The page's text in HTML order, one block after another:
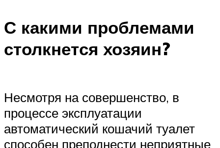
С какими проблемами
столкнется хозяин?
Несмотря на совершенство, в
процессе эксплуатации
автоматический кошачий туалет
способен преподнести неприятные